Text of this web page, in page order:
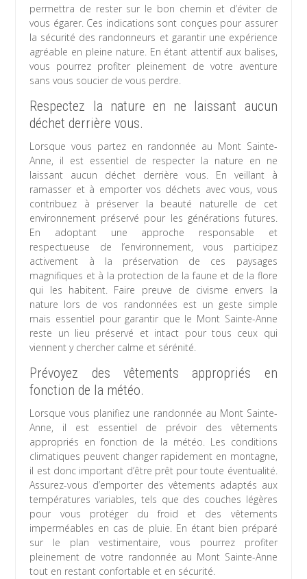
permettra de rester sur le bon chemin et d’éviter de
vous égarer. Ces indications sont conçues pour assurer
la sécurité des randonneurs et garantir une expérience
agréable en pleine nature. En étant attentif aux balises,
vous pourrez profiter pleinement de votre aventure
sans vous soucier de vous perdre.
Respectez la nature en ne laissant aucun
déchet derrière vous.
Lorsque vous partez en randonnée au Mont Sainte-
Anne, il est essentiel de respecter la nature en ne
laissant aucun déchet derrière vous. En veillant à
ramasser et à emporter vos déchets avec vous, vous
contribuez à préserver la beauté naturelle de cet
environnement préservé pour les générations futures.
En adoptant une approche responsable et
respectueuse de l’environnement, vous participez
activement à la préservation de ces paysages
magnifiques et à la protection de la faune et de la flore
qui les habitent. Faire preuve de civisme envers la
nature lors de vos randonnées est un geste simple
mais essentiel pour garantir que le Mont Sainte-Anne
reste un lieu préservé et intact pour tous ceux qui
viennent y chercher calme et sérénité.
Prévoyez des vêtements appropriés en
fonction de la météo.
Lorsque vous planifiez une randonnée au Mont Sainte-
Anne, il est essentiel de prévoir des vêtements
appropriés en fonction de la météo. Les conditions
climatiques peuvent changer rapidement en montagne,
il est donc important d’être prêt pour toute éventualité.
Assurez-vous d’emporter des vêtements adaptés aux
températures variables, tels que des couches légères
pour vous protéger du froid et des vêtements
imperméables en cas de pluie. En étant bien préparé
sur le plan vestimentaire, vous pourrez profiter
pleinement de votre randonnée au Mont Sainte-Anne
tout en restant confortable et en sécurité.